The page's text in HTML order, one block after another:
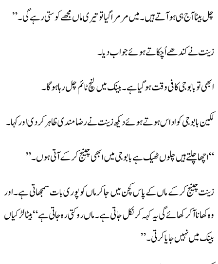
چل بیٹا آج ہی ہو آتے ہیں ۔میں مر مرا گیا تو تیری ماں مجھے کوستی رہے گی ۔”
زینت نے کندھے اُچکاتے ہوئے جواب دیا ۔
ابھی تو بابوجی کافی وقت ہو گیا ہے ۔بینک میں لنچ ٹائم چل رہا ہوگا ۔
لکین بابوجی کو اداس ہوتے ہوئے دیکھ زینت نے رضا مندی ظاہر کر دی اور کہا ۔
“اچھا چلتے ہیں چلوں ٹھیک ہے بابوجی میں ابھی چینج کرکے آتی ہوں ۔”
زینت چینج کرکے ماں کے پاس کچن میں جا کر ماں کو پوری بات سمجھاتی ہے۔ اور
وہ کھانا آ کر کھائے گی یہ کہہ کر نکل جاتی ہے۔ ماں روکتی رہ جاتی ہے “بیٹا لڑکیاں
بینک میں نہیں جایا کرتی۔”